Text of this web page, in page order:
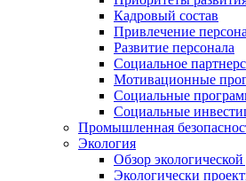
Кадровый состав
Привлечение
Развитие персонала
Социальное
Мотивационные
Социальные
Социальные
Промышленная
Экология
Обзор экологической
Экологически